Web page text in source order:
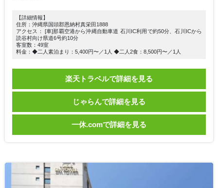
【詳細情報】
住所：沖縄県国頭郡恩納村真栄田1888
アクセス： [車]那覇空港から沖縄自動車道 石川IC利用で約50分、石川ICから
読谷村向け県道6号約10分
客室数：49室
料金：◆二人素泊まり：5,400円〜／1人 ◆二人2食：8,500円〜／1人
楽天トラベルで詳細を見る
じゃらんで詳細を見る
一休.comで詳細を見る